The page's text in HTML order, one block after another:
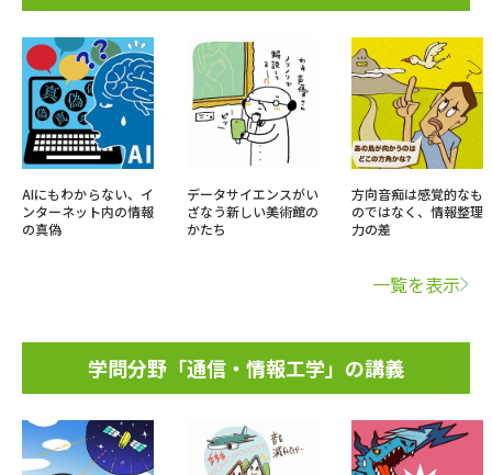
AIにもわからない、イ
ンターネット内の情報
の真偽
データサイエンスがい
ざなう新しい美術館の
かたち
方向音痴は感覚的なも
のではなく、情報整理
力の差
一覧を表示
学問分野「通信・情報工学」の講義